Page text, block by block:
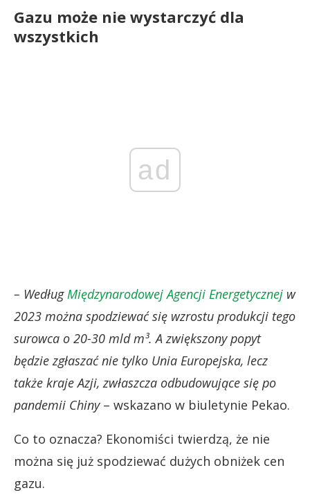
Gazu może nie wystarczyć dla
wszystkich
ad
– Według Międzynarodowej Agencji Energetycznej w
2023 można spodziewać się wzrostu produkcji tego
surowca o 20-30 mld m³. A zwiększony popyt
będzie zgłaszać nie tylko Unia Europejska, lecz
także kraje Azji, zwłaszcza odbudowujące się po
pandemii Chiny– wskazano w biuletynie Pekao.
Co to oznacza? Ekonomiści twierdzą, że nie
można się już spodziewać dużych obniżek cen
gazu.